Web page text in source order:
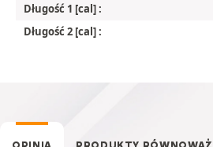
Długość 1 [cal] :
Długość 2 [cal] :
OPINIA PRODUKTY